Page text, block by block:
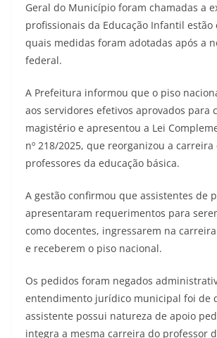
Geral do Município foram chamadas a
profissionais da Educação Infantil estão
quais medidas foram adotadas após a
federal.
A Prefeitura informou que o piso
aos servidores efetivos aprovados para
magistério e apresentou a Lei
nº 218/2025, que reorganizou a carreira
professores da educação básica.
A gestão confirmou que assistentes de
apresentaram requerimentos para
como docentes, ingressarem na
e receberem o piso nacional.
Os pedidos foram negados
entendimento jurídico municipal foi de
assistente possui natureza de apoio
integra a mesma carreira do professor